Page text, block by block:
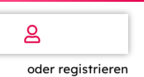
oder registrieren